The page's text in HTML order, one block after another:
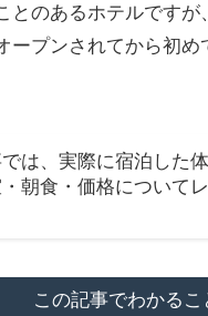
とのあるホテルですが
ープンされてから初め
は、実際に宿泊した
朝食・価格について
この記事でわかるこ